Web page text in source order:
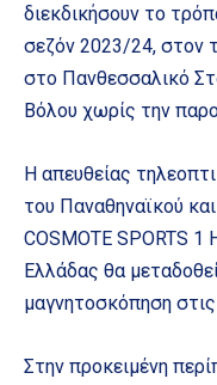
διεκδικήσουν το
σεζόν 2023/24, στον
στο Πανθεσσαλικό
Βόλου χωρίς την
H απευθείας
του Παναθηναϊκού
COSMOTE SPORTS
Ελλάδας θα
μαγνητοσκόπηση
Στην προκειμένη